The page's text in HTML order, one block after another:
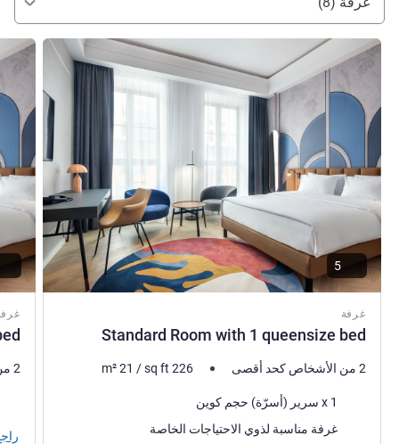
غرفة
Standard Room with 1 queensize bed
راجع التفاصيل
2 من الأشخاص كحد أقصى m²21 /sq ft 226
فرش السرير
1 x سرير (أسرّة) حجم كوين
غرفة مناسبة لذوي الاحتياجات الخاصة
راجع
2 من الأشخاص كحد أقصى